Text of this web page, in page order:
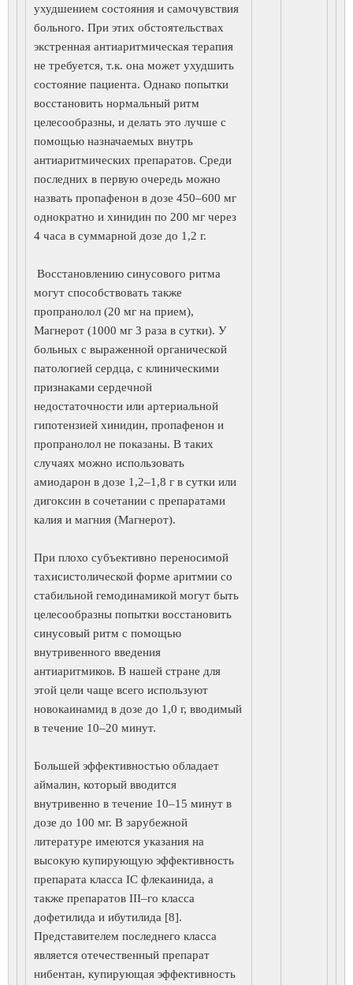
ухудшением состояния и самочувствия
больного. При этих обстоятельствах
экстренная антиаритмическая терапия
не требуется, т.к. она может ухудшить
состояние пациента. Однако попытки
восстановить нормальный ритм
целесообразны, и делать это лучше с
помощью назначаемых внутрь
антиаритмических препаратов. Среди
последних в первую очередь можно
назвать пропафенон в дозе 450–600 мг
однократно и хинидин по 200 мг через
4 часа в суммарной дозе до 1,2 г.
Восстановлению синусового ритма
могут способствовать также
пропранолол (20 мг на прием),
Магнерот (1000 мг 3 раза в сутки). У
больных с выраженной органической
патологией сердца, с клиническими
признаками сердечной
недостаточности или артериальной
гипотензией хинидин, пропафенон и
пропранолол не показаны. В таких
случаях можно использовать
амиодарон в дозе 1,2–1,8 г в сутки или
дигоксин в сочетании с препаратами
калия и магния (Магнерот).
При плохо субъективно переносимой
тахисистолической форме аритмии со
стабильной гемодинамикой могут быть
целесообразны попытки восстановить
синусовый ритм с помощью
внутривенного введения
антиаритмиков. В нашей стране для
этой цели чаще всего используют
новокаинамид в дозе до 1,0 г, вводимый
в течение 10–20 минут.
Большей эффективностью обладает
аймалин, который вводится
внутривенно в течение 10–15 минут в
дозе до 100 мг. В зарубежной
литературе имеются указания на
высокую купирующую эффективность
препарата класса IC флекаинида, а
также препаратов III–го класса
дофетилида и ибутилида [8].
Представителем последнего класса
является отечественный препарат
нибентан, купирующая эффективность